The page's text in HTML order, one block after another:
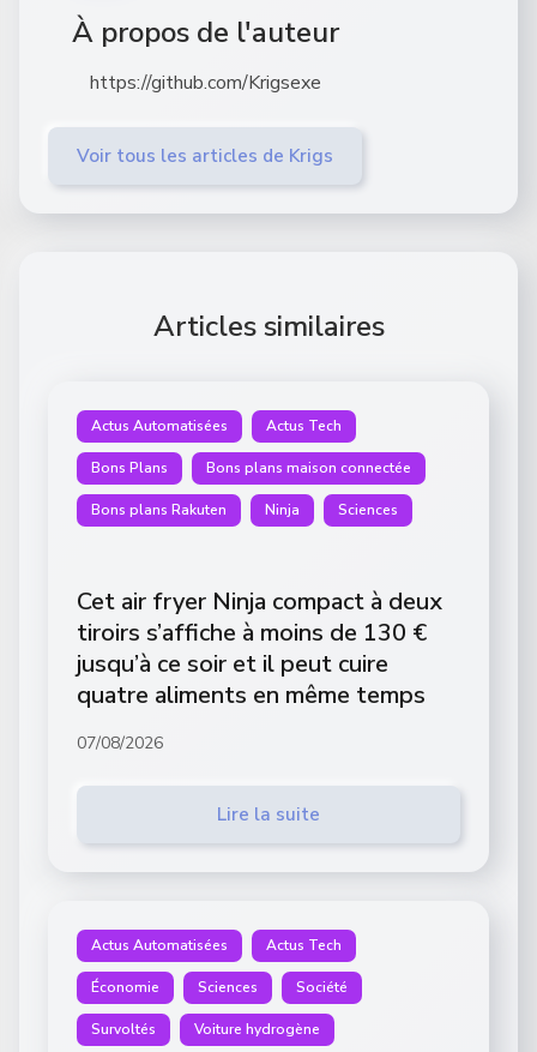
À propos de l'auteur
https://github.com/Krigsexe
Voir tous les articles de Krigs
Articles similaires
Actus Automatisées Actus Tech
Bons Plans Bons plans maison connectée
Bons plans Rakuten Ninja Sciences
Cet air fryer Ninja compact à deux
tiroirs s’affiche à moins de 130 €
jusqu’à ce soir et il peut cuire
quatre aliments en même temps
07/08/2026
Lire la suite
Actus Automatisées Actus Tech
Économie Sciences Société
Survoltés Voiture hydrogène